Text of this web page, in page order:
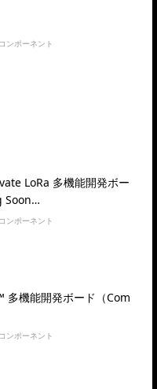
コンポーネント
LoRa 多機能開発ボー
Soon…
コンポーネント
多機能開発ボード（Com
コンポーネント